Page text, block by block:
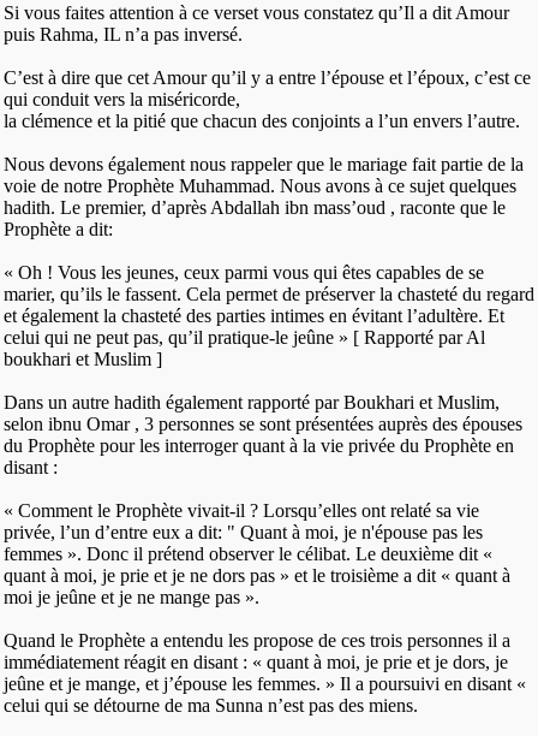
Si vous faites attention à ce verset vous constatez qu’Il a dit Amour
puis Rahma, IL n’a pas inversé.
C’est à dire que cet Amour qu’il y a entre l’épouse et l’époux, c’est ce
qui conduit vers la miséricorde,
la clémence et la pitié que chacun des conjoints a l’un envers l’autre.
Nous devons également nous rappeler que le mariage fait partie de la
voie de notre Prophète Muhammad. Nous avons à ce sujet quelques
hadith. Le premier, d’après Abdallah ibn mass’oud , raconte que le
Prophète a dit:
« Oh ! Vous les jeunes, ceux parmi vous qui êtes capables de se
marier, qu’ils le fassent. Cela permet de préserver la chasteté du regard
et également la chasteté des parties intimes en évitant l’adultère. Et
celui qui ne peut pas, qu’il pratique-le jeûne » [ Rapporté par Al
boukhari et Muslim ]
Dans un autre hadith également rapporté par Boukhari et Muslim,
selon ibnu Omar , 3 personnes se sont présentées auprès des épouses
du Prophète pour les interroger quant à la vie privée du Prophète en
disant :
« Comment le Prophète vivait-il ? Lorsqu’elles ont relaté sa vie
privée, l’un d’entre eux a dit: " Quant à moi, je n'épouse pas les
femmes ». Donc il prétend observer le célibat. Le deuxième dit «
quant à moi, je prie et je ne dors pas » et le troisième a dit « quant à
moi je jeûne et je ne mange pas ».
Quand le Prophète a entendu les propose de ces trois personnes il a
immédiatement réagit en disant : « quant à moi, je prie et je dors, je
jeûne et je mange, et j’épouse les femmes. » Il a poursuivi en disant «
celui qui se détourne de ma Sunna n’est pas des miens.